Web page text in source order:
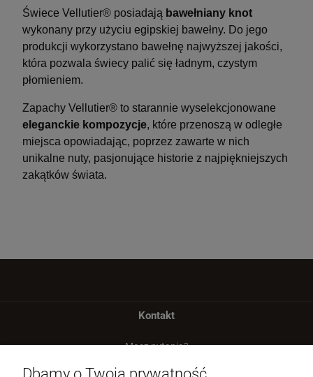
Świece Vellutier® posiadają bawełniany knot
wykonany przy użyciu egipskiej bawełny. Do jego
produkcji wykorzystano bawełnę najwyższej jakości,
która pozwala świecy palić się ładnym, czystym
płomieniem.
Zapachy Vellutier® to starannie wyselekcjonowane
eleganckie kompozycje, które przenoszą w odległe
miejsca opowiadając, poprzez zawarte w nich
unikalne nuty, pasjonujące historie z najpiękniejszych
zakątków świata.
Kontakt
Masz pytania?